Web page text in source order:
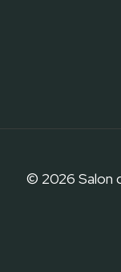
© 2026 Salon